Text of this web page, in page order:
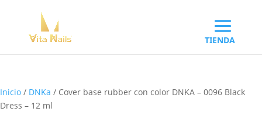
Inicio / DNKa / Cover base rubber con color DNKA – 0096 Black
Dress – 12 ml